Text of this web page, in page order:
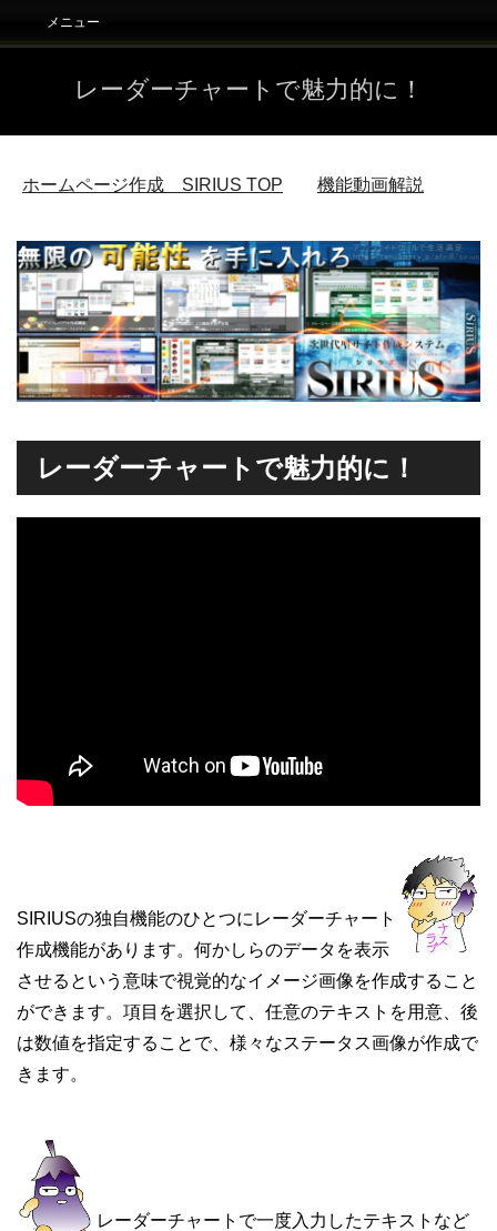
レーダーチャートで魅力的に！
メニュー
ホームページ作成 SIRIUS TOP 機能動画解説
レーダーチャートで魅力的に！
SIRIUSの独自機能のひとつにレーダーチャート
作成機能があります。何かしらのデータを表示
させるという意味で視覚的なイメージ画像を作成すること
ができます。項目を選択して、任意のテキストを用意、後
は数値を指定することで、様々なステータス画像が作成で
きます。
レーダーチャートで一度入力したテキストなど